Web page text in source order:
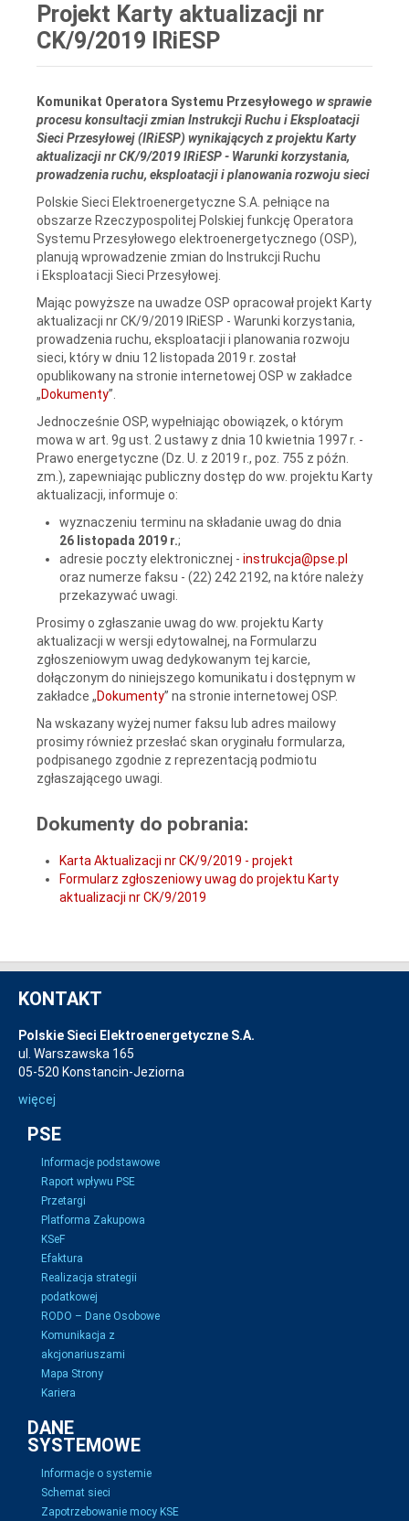
Projekt Karty aktualizacji nr
CK/9/2019 IRiESP
Komunikat Operatora Systemu Przesyłowego w sprawie
procesu konsultacji zmian Instrukcji Ruchu i Eksploatacji
Sieci Przesyłowej (IRiESP) wynikających z projektu Karty
aktualizacji nr CK/9/2019 IRiESP - Warunki korzystania,
prowadzenia ruchu, eksploatacji i planowania rozwoju sieci
Polskie Sieci Elektroenergetyczne S.A. pełniące na
obszarze Rzeczypospolitej Polskiej funkcję Operatora
Systemu Przesyłowego elektroenergetycznego (OSP),
planują wprowadzenie zmian do Instrukcji Ruchu
i Eksploatacji Sieci Przesyłowej.
Mając powyższe na uwadze OSP opracował projekt Karty
aktualizacji nr CK/9/2019 IRiESP - Warunki korzystania,
prowadzenia ruchu, eksploatacji i planowania rozwoju
sieci, który w dniu 12 listopada 2019 r. został
opublikowany na stronie internetowej OSP w zakładce
„Dokumenty”.
Jednocześnie OSP, wypełniając obowiązek, o którym
mowa w art. 9g ust. 2 ustawy z dnia 10 kwietnia 1997 r. -
Prawo energetyczne (Dz. U. z 2019 r., poz. 755 z późn.
zm.), zapewniając publiczny dostęp do ww. projektu Karty
aktualizacji, informuje o:
wyznaczeniu terminu na składanie uwag do dnia
26 listopada 2019 r.;
adresie poczty elektronicznej - instrukcja@pse.pl
oraz numerze faksu - (22) 242 2192, na które należy
przekazywać uwagi.
Prosimy o zgłaszanie uwag do ww. projektu Karty
aktualizacji w wersji edytowalnej, na Formularzu
zgłoszeniowym uwag dedykowanym tej karcie,
dołączonym do niniejszego komunikatu i dostępnym w
zakładce „Dokumenty” na stronie internetowej OSP.
Na wskazany wyżej numer faksu lub adres mailowy
prosimy również przesłać skan oryginału formularza,
podpisanego zgodnie z reprezentacją podmiotu
zgłaszającego uwagi.
Dokumenty do pobrania:
Karta Aktualizacji nr CK/9/2019 - projekt
Formularz zgłoszeniowy uwag do projektu Karty
aktualizacji nr CK/9/2019
KONTAKT
Polskie Sieci Elektroenergetyczne S.A.
ul. Warszawska 165
05-520 Konstancin-Jeziorna
więcej
PSE
Informacje podstawowe
Raport wpływu PSE
Przetargi
Platforma Zakupowa
KSeF
Efaktura
Realizacja strategii
podatkowej
RODO – Dane Osobowe
Komunikacja z
akcjonariuszami
Mapa Strony
Kariera
DANE
SYSTEMOWE
Informacje o systemie
Schemat sieci
Zapotrzebowanie mocy KSE